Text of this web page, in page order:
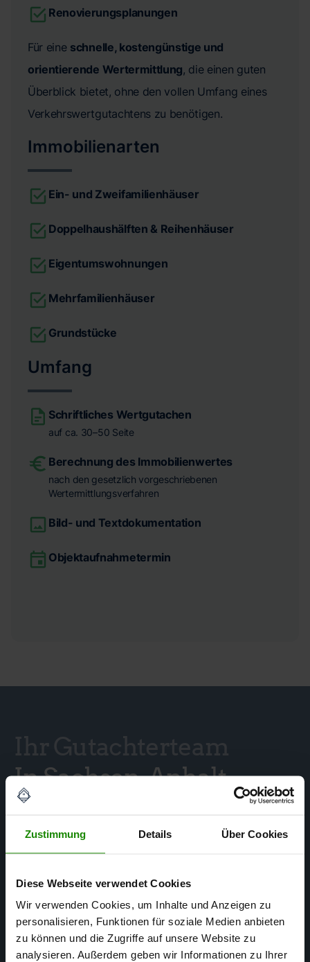
Zustimmung Details Über Cookies
Diese Webseite verwendet Cookies
Wir verwenden Cookies, um Inhalte und Anzeigen zu
personalisieren, Funktionen für soziale Medien anbieten
zu können und die Zugriffe auf unsere Website zu
analysieren. Außerdem geben wir Informationen zu Ihrer
Renovierungsplanungen
Für eine schnelle, kostengünstige und
orientierende Wertermittlung, die einen guten
Überblick bietet, ohne den vollen Umfang eines
Verkehrswertgutachtens zu benötigen.
Immobilienarten
Ein- und Zweifamilienhäuser
Doppelhaushälften & Reihenhäuser
Eigentumswohnungen
Mehrfamilienhäuser
Grundstücke
Umfang
Schriftliches Wertgutachen
auf ca. 30–50 Seite
Berechnung des Immobilienwertes
nach den gesetzlich vorgeschriebenen
Wertermittlungsverfahren
Bild- und Textdokumentation
Objektaufnahmetermin
Ihr Gutachterteam
In Sachsen-Anhalt